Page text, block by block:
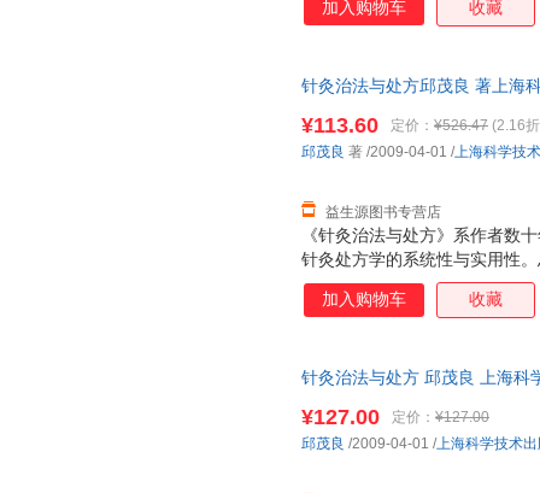
加入购物车 收藏
针灸治法与处方邱茂良 著上海
《针灸治法与处方》系作者数
针灸处方学的系统性与实用性
配穴等外，着重论述针灸治疗
血……减肥、美容等20法，引
力求理、法、方、穴之完整性
参考应用。
¥113.60 定价： ¥526.47 (2.16
益生源图书专营店
邱茂良 著 /2009-04-01 /上海科学技
加入购物车 收藏
针灸治法与处方 邱茂良 上海科
¥127.00 定价： ¥127.00
邱茂良 /2009-04-01 /上海科学技术